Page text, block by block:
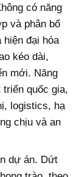
có năng
và phân bổ
hiện đại hóa
kéo dài,
mới. Năng
quốc gia,
logistics, hạ
chịu và an
dự án. Dứt